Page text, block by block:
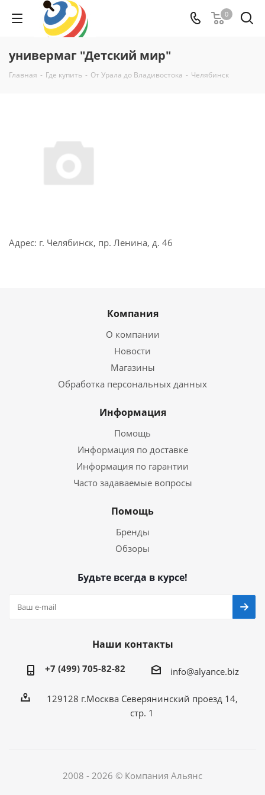
0
универмаг "Детский мир"
Главная - Где купить - От Урала до Владивостока - Челябинск
Адрес: г. Челябинск, пр. Ленина, д. 46
Компания
О компании
Новости
Магазины
Обработка персональных данных
Информация
Помощь
Информация по доставке
Информация по гарантии
Часто задаваемые вопросы
Помощь
Бренды
Обзоры
Будьте всегда в курсе!
Наши контакты
+7 (499) 705-82-82 info@alyance.biz
129128 г.Москва Северянинский проезд 14,
стр. 1
2008 - 2026 © Компания Альянс